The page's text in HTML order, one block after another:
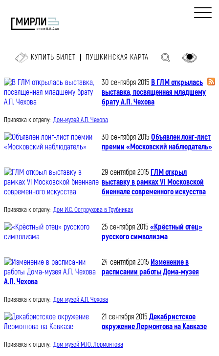
КУПИТЬ БИЛЕТ ПУШКИНСКАЯ КАРТА
30 сентября 2015 В ГЛМ открылась
выставка, посвященная младшему
брату А.П. Чехова
Привязка к отделу: Дом-музей А.П. Чехова
30 сентября 2015 Объявлен лонг-лист
премии «Московский наблюдатель»
29 сентября 2015 ГЛМ открыл
выставку в рамках VI Московской
биеннале современного искусства
Привязка к отделу: Дом И.С. Остроухова в Трубниках
25 сентября 2015 «Крёстный отец»
русского символизма
24 сентября 2015 Изменение в
расписании работы Дома-музея
А.П. Чехова
Привязка к отделу: Дом-музей А.П. Чехова
21 сентября 2015 Декабристское
окружение Лермонтова на Кавказе
Привязка к отделу: Дом-музей М.Ю. Лермонтова